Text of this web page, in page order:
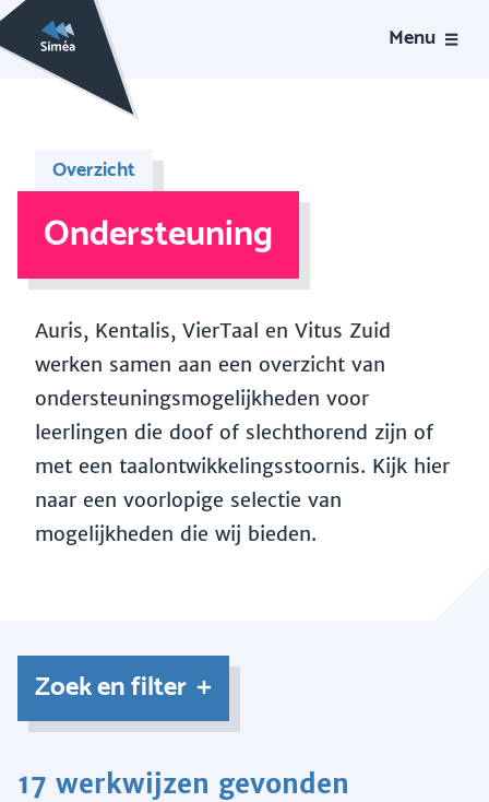
Menu
Overzicht
Ondersteuning
Auris, Kentalis, VierTaal en Vitus Zuid
werken samen aan een overzicht van
ondersteuningsmogelijkheden voor
leerlingen die doof of slechthorend zijn of
met een taalontwikkelingsstoornis. Kijk hier
naar een voorlopige selectie van
mogelijkheden die wij bieden.
Zoek en filter
17 werkwijzen gevonden